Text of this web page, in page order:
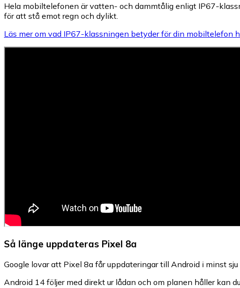
Hela mobiltelefonen är vatten- och dammtålig enligt IP67-
för att stå emot regn och dylikt.
Läs mer om vad IP67-klassningen betyder för din mobiltelefon
Så länge uppdateras Pixel 8a
Google lovar att Pixel 8a får uppdateringar till Android i minst
Android 14 följer med direkt ur lådan och om planen håller kan